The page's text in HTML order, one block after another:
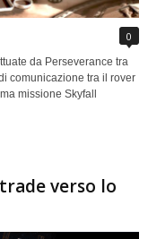
0
da Perseverance tra
comunicazione tra il rover
missione Skyfall
verso lo